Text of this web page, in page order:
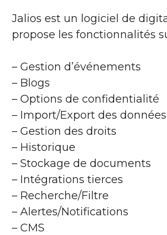
Jalios est un logiciel de
propose les fonctionnalités
– Gestion d’événements
– Blogs
– Options de confidentialité
– Import/Export des données
– Gestion des droits
– Historique
– Stockage de documents
– Intégrations tierces
– Recherche/Filtre
– Alertes/Notifications
– CMS